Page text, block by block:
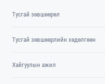
Тусгай зөвшөөрөл
Тусгай зөвшөөрлийн хөдөлгөөн
Хайгуулын ажил